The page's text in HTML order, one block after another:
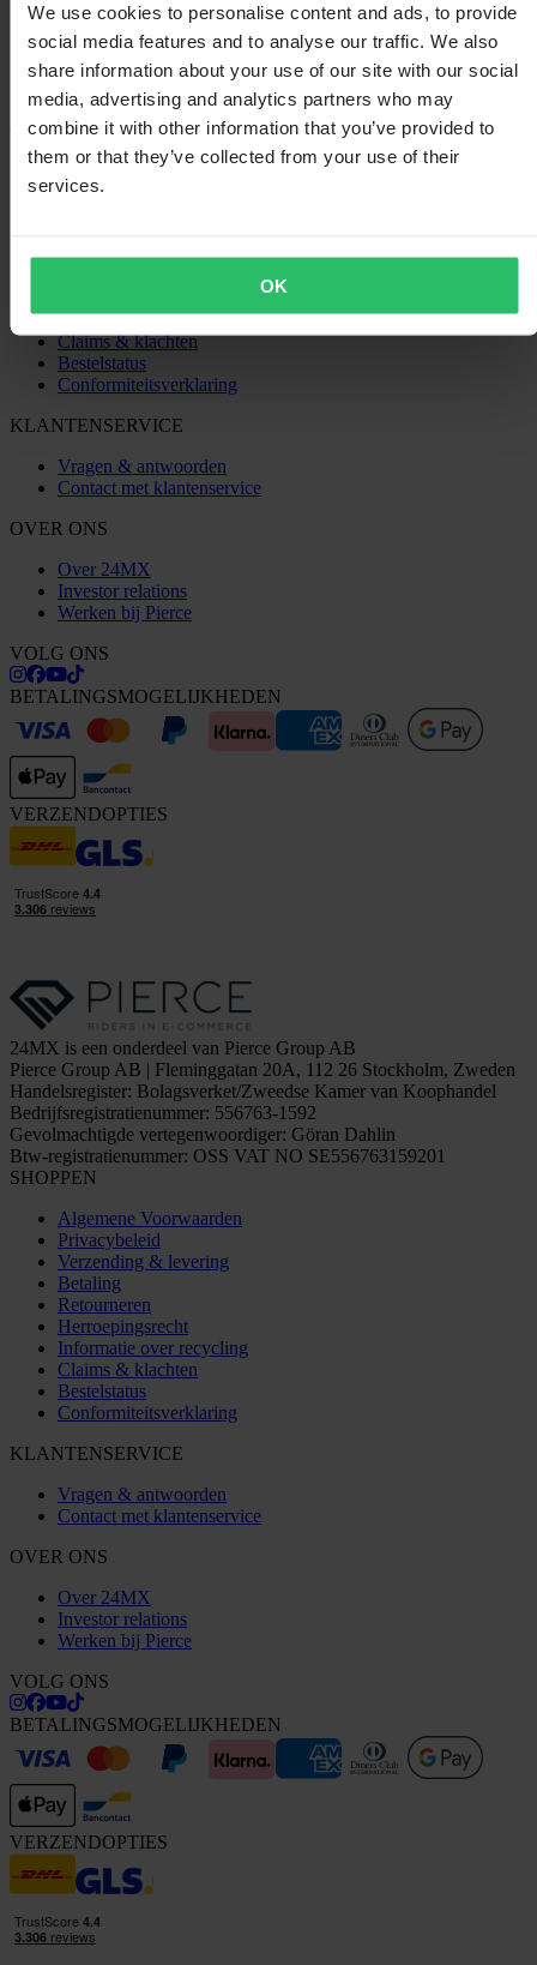
We use cookies to personalise content and ads, to provide
social media features and to analyse our traffic. We also
share information about your use of our site with our social
media, advertising and analytics partners who may
combine it with other information that you’ve provided to
them or that they’ve collected from your use of their
services.
OK
0
SHOPPEN
Algemene Voorwaarden
Betaling
Informatie over recycling
Claims & klachten
Bestelstatus
Conformiteitsverklaring
KLANTENSERVICE
Vragen & antwoorden
Contact met klantenservice
OVER ONS
Over 24MX
Investor relations
Werken bij Pierce
VOLG ONS
BETALINGSMOGELIJKHEDEN
VERZENDOPTIES
24MX is een onderdeel van Pierce Group AB
Pierce Group AB | Fleminggatan 20A, 112 26 Stockholm, Zweden
Handelsregister: Bolagsverket/Zweedse Kamer van Koophandel
Bedrijfsregistratienummer: 556763-1592
Gevolmachtigde vertegenwoordiger: Göran Dahlin
Btw-registratienummer: OSS VAT NO SE556763159201
SHOPPEN
Algemene Voorwaarden
Privacybeleid
Verzending & levering
Betaling
Retourneren
Herroepingsrecht
Informatie over recycling
Claims & klachten
Bestelstatus
Conformiteitsverklaring
KLANTENSERVICE
Vragen & antwoorden
Contact met klantenservice
OVER ONS
Over 24MX
Investor relations
Werken bij Pierce
VOLG ONS
BETALINGSMOGELIJKHEDEN
VERZENDOPTIES